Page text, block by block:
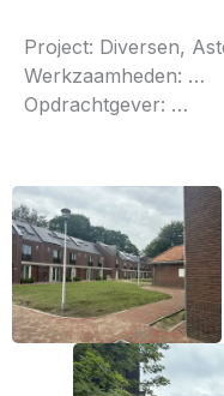
Project: Diversen,
Werkzaamheden: …
Opdrachtgever: …